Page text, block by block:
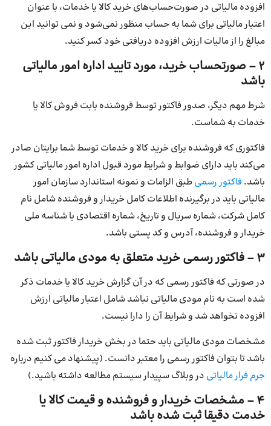
افزوده مالیاتی در صورت‌حساب‌های خرید کالا یا خدمات، با عنوان
اعتبار مالیاتی برای شما به حساب منظور نمی‌شود و نمی توانید این
مبالغ را از مالیات ارزش افزوده دریافتی خود کسر کنید.
2 – صورتحساب خرید، مورد تایید اداره امور مالیاتی
باشد
شرط مهم دیگر، صدور فاکتور توسط فروشنده بابت فروش کالا یا
خدمات به شماست.
فاکتوری که فروشنده برای خرید کالا و خدمات توسط شما برایتان صادر
می‌کند باید دارای ضوابط و شرایط مورد قبول اداره امور مالیاتی کشور
باشد. فاکتور رسمیطبق الزامات و نمونه استاندارد سازمان امور
مالیاتی باید در برگیرنده اطلاعات کامل خریدار و فروشنده شامل نام
کامل شرکت، شماره سریال و تاریخ، شماره اقتصادی یا شناسه ملی
خریدار و فروشنده، آدرس و کد پستی باشد.
3 – فاکتور رسمی خرید متعلق به مودی مالیاتی باشد
در صورتی که فاکتور رسمی که در آن گزارش خرید کالا یا خدمات ذکر
شده است به نام مودی مالیاتی نباشد شامل اعتبار مالیاتی ارزش
افزوده نخواهد شد و شرایط آن را دارا نیست.
مشخصات مودی مالیاتی باید حتما در بخش خریدار فاکتور ثبت شده
باشد تا بتوان فاکتور رسمی را معتبر دانست. (پیشنهاد می کنیم درباره
جرم فرار مالیاتی در وبلاگ سپیدار سیستم مطالعه داشته باشید.)
4 – مشخصات خریدار و فروشنده و قیمت کالا یا
خدمت دقیقا ثبت شده باشد